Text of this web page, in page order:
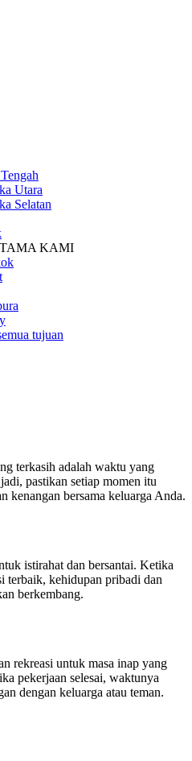
Utara
Selatan
KAMI
tujuan
terkasih adalah waktu yang
pastikan setiap momen itu
kenangan bersama keluarga Anda.
istirahat dan bersantai. Ketika
terbaik, kehidupan pribadi dan
berkembang.
rekreasi untuk masa inap yang
pekerjaan selesai, waktunya
dengan keluarga atau teman.